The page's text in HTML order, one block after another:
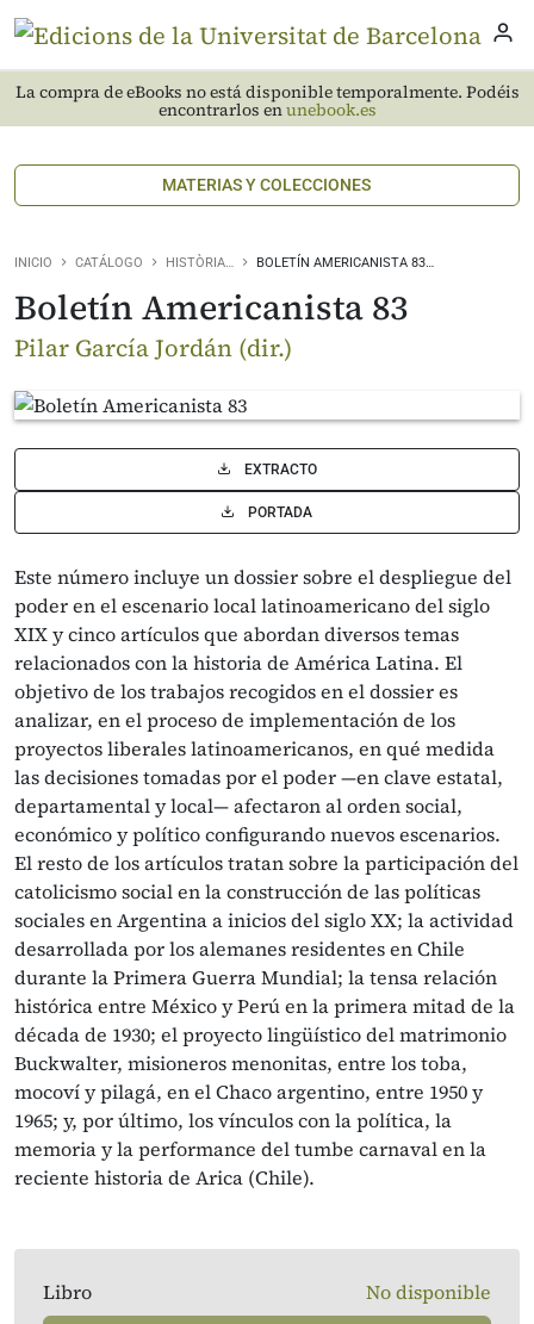
La compra de eBooks no está disponible temporalmente. Podéis
encontrarlos enunebook.es
MATERIAS Y COLECCIONES
INICIO CATÁLOGO HISTÒRIA… BOLETÍN AMERICANISTA 83…
Boletín Americanista 83
Pilar García Jordán (dir.)
EXTRACTO
PORTADA
Este número incluye un dossier sobre el despliegue del
poder en el escenario local latinoamericano del siglo
XIX y cinco artículos que abordan diversos temas
relacionados con la historia de América Latina. El
objetivo de los trabajos recogidos en el dossier es
analizar, en el proceso de implementación de los
proyectos liberales latinoamericanos, en qué medida
las decisiones tomadas por el poder —en clave estatal,
departamental y local— afectaron al orden social,
económico y político configurando nuevos escenarios.
El resto de los artículos tratan sobre la participación del
catolicismo social en la construcción de las políticas
sociales en Argentina a inicios del siglo XX; la actividad
desarrollada por los alemanes residentes en Chile
durante la Primera Guerra Mundial; la tensa relación
histórica entre México y Perú en la primera mitad de la
década de 1930; el proyecto lingüístico del matrimonio
Buckwalter, misioneros menonitas, entre los toba,
mocoví y pilagá, en el Chaco argentino, entre 1950 y
1965; y, por último, los vínculos con la política, la
memoria y la performance del tumbe carnaval en la
reciente historia de Arica (Chile).
Libro No disponible